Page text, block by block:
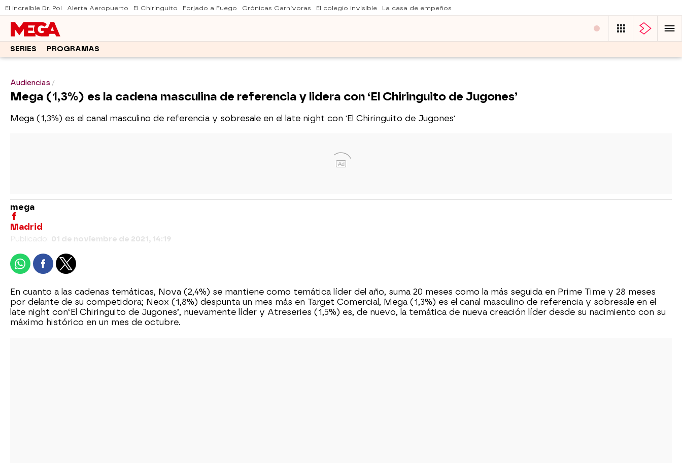
El increíble Dr. Pol Alerta Aeropuerto El Chiringuito Forjado a Fuego Crónicas Carnívoras El colegio invisible La casa de empeños
SERIES PROGRAMAS
Audiencias
Mega (1,3%) es la cadena masculina de referencia y lidera con ‘El Chiringuito de Jugones’
Mega (1,3%) es el canal masculino de referencia y sobresale en el late night con 'El Chiringuito de Jugones'
Ad
mega
Madrid
Publicado: 01 de noviembre de 2021, 14:19
En cuanto a las cadenas temáticas, Nova (2,4%) se mantiene como temática líder del año, suma 20 meses como la más seguida en Prime Time y 28 meses
por delante de su competidora; Neox (1,8%) despunta un mes más en Target Comercial, Mega (1,3%) es el canal masculino de referencia y sobresale en el
late night con‘El Chiringuito de Jugones’, nuevamente líder y Atreseries (1,5%) es, de nuevo, la temática de nueva creación líder desde su nacimiento con su
máximo histórico en un mes de octubre.